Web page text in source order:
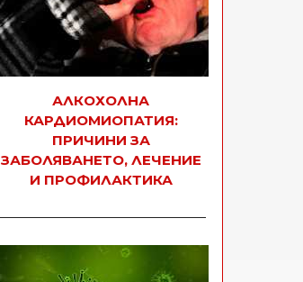
АЛКОХОЛНА
КАРДИОМИОПАТИЯ:
ПРИЧИНИ ЗА
ЗАБОЛЯВАНЕТО, ЛЕЧЕНИЕ
И ПРОФИЛАКТИКА